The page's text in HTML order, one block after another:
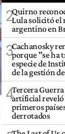
2Quirno
Lula solicitó el
argentino en
3Cachanosky
porque "se ha
especie de
de la gestión
4Tercera
artificial reveló
primeros
derrotados